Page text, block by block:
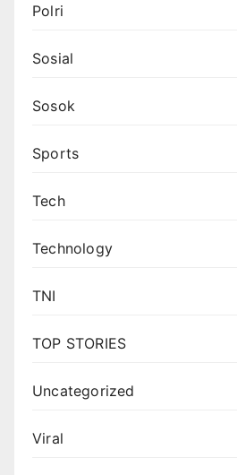
Polri
Sosial
Sosok
Sports
Tech
Technology
TNI
TOP STORIES
Uncategorized
Viral